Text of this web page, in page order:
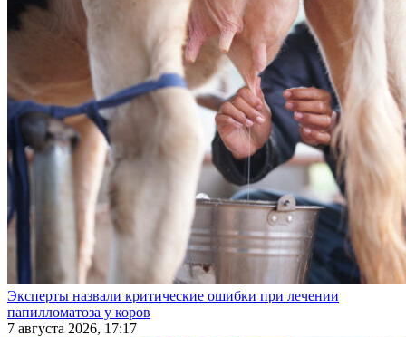
Эксперты назвали критические ошибки при лечении
папилломатоза у коров
7 августа 2026, 17:17